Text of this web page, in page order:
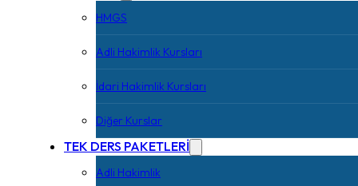
HMGS
Adli Hakimlik Kursları
İdari Hakimlik Kursları
Diğer Kurslar
TEK DERS PAKETLERİ
Adli Hakimlik